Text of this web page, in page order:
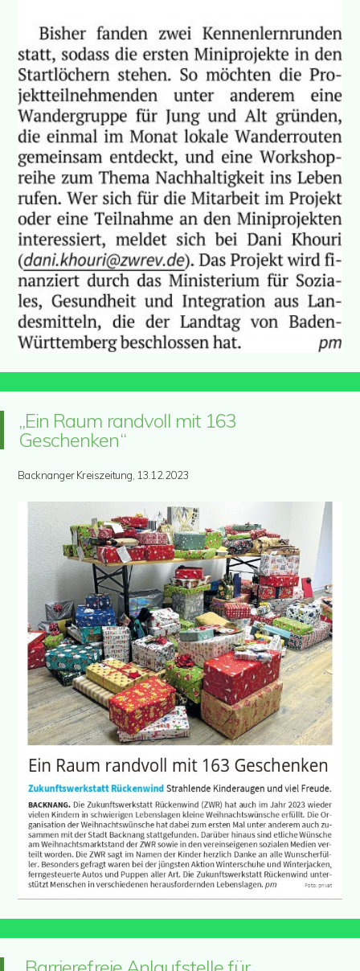
„Ein Raum randvoll mit 163
Geschenken“
Backnanger Kreiszeitung, 13.12.2023